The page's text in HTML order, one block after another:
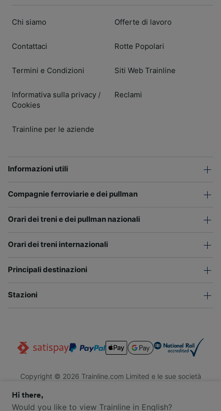
Chi siamo
Contattaci
Termini e Condizioni
Informativa sulla privacy /
Cookies
Trainline per le aziende
Offerte di lavoro
Rotte Popolari
Siti Web Trainline
Reclami
Informazioni utili
Compagnie ferroviarie e dei pullman
Orari dei treni e dei pullman nazionali
Orari dei treni internazionali
Principali destinazioni
Stazioni
Copyright © 2026 Trainline.com Limited e le sue società
Trainline.com Limited è registrata in Inghilterra e Galles. Società
n. 3846791. Sede legale: 1 Stonecutter St, EC4A 4AH, Londra,
Hi there,
Would you like to view Trainline in English?